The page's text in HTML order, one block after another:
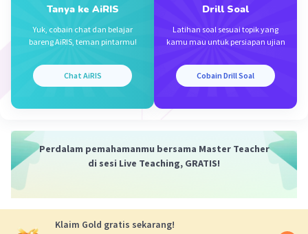
ΔH = 2600 + (2× -285) + (4× -395)
= 450 kJ
artinya pembentukan 2 mol C2H2
ΔH°C2H2: 450/2 = 225 kJ/mol
b.
C2H2: 13/26 = 0,5 mol
mol C2H2 sebesar -2600 kJ
Tanya ke AiRIS
Yuk, cobain chat dan belajar
bareng AiRIS, teman pintarmu!
Chat AiRIS
Drill Soal
Latihan soal sesuai topik yang
kamu mau untuk persiapan ujian
Cobain Drill Soal
Perdalam pemahamanmu bersama Master Teacher
di sesi Live Teaching, GRATIS!
Klaim Gold gratis sekarang!